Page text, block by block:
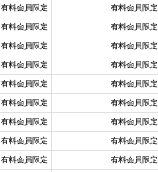
有料会員限定 有料会員限定
有料会員限定 有料会員限定
有料会員限定 有料会員限定
有料会員限定 有料会員限定
有料会員限定 有料会員限定
有料会員限定 有料会員限定
有料会員限定 有料会員限定
有料会員限定 有料会員限定
有料会員限定 有料会員限定